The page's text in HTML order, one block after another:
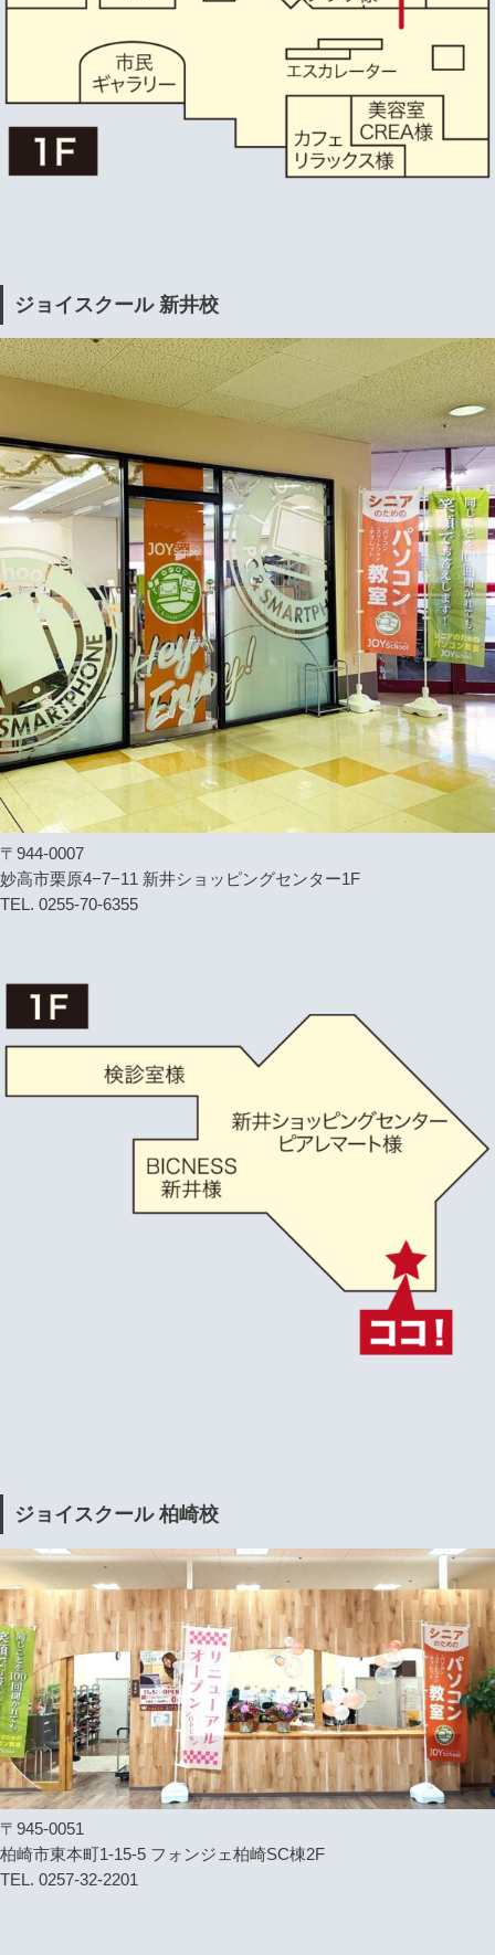
ジョイスクール 新井校
〒944-0007
妙高市栗原4−7−11 新井ショッピングセンター1F
TEL. 0255-70-6355
ジョイスクール 柏崎校
〒945-0051
柏崎市東本町1-15-5 フォンジェ柏崎SC棟2F
TEL. 0257-32-2201